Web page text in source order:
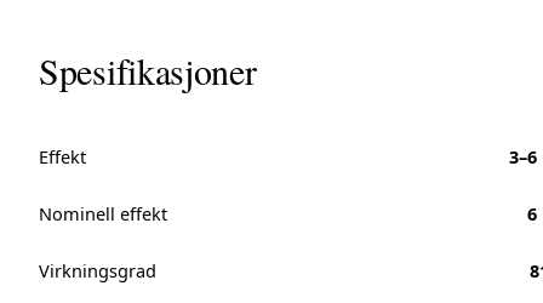
Spesifikasjoner
Effekt
Nominell effekt 6
Virkningsgrad